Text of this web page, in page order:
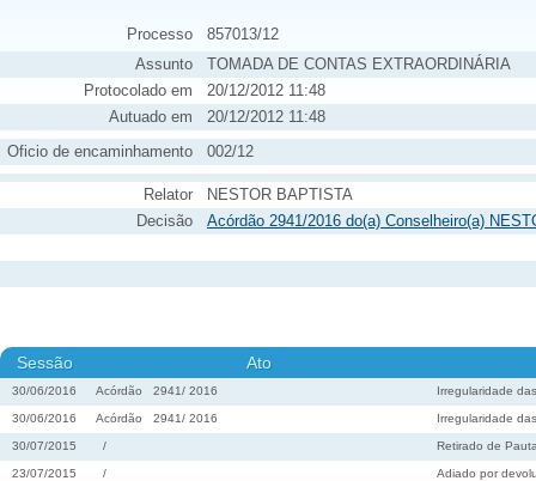
Processo
857013/12
Assunto
TOMADA DE CONTAS EXTRAORDINÁRIA
Protocolado em
20/12/2012 11:48
Autuado em
20/12/2012 11:48
Oficio de encaminhamento
002/12
Relator
NESTOR BAPTISTA
Decisão
Acórdão 2941/2016 do(a) Conselheiro(a)
Sessão Ato
30/06/2016 Acórdão 2941/ 2016 Irregularidade
30/06/2016 Acórdão 2941/ 2016 Irregularidade
30/07/2015 / Retirado de
23/07/2015 / Adiado por